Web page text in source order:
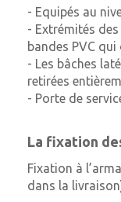
- Equipés au
- Extrémités
bandes PVC
- Les bâches
retirées
- Porte de
La fixation
Fixation à
dans la